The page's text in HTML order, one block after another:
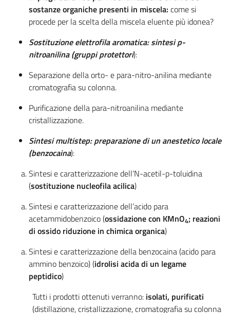
sostanze organiche presenti in miscela: come si
procede per la scelta della miscela eluente più idonea?
Sostituzione elettrofila aromatica: sintesi p-
nitroanilina (gruppi protettori):
Separazione della orto- e para-nitro-anilina mediante
cromatografia su colonna.
Purificazione della para-nitroanilina mediante
cristallizzazione.
Sintesi multistep: preparazione di un anestetico locale
(benzocaina):
Sintesi e caratterizzazione dell’N-acetil-p-toluidina
(sostituzione nucleofila acilica)
Sintesi e caratterizzazione dell’acido para
acetammidobenzoico (ossidazione con KMnO4; reazioni
di ossido riduzione in chimica organica)
Sintesi e caratterizzazione della benzocaina (acido para
ammino benzoico) (idrolisi acida di un legame
peptidico)
Tutti i prodotti ottenuti verranno: isolati, purificati
(distillazione, cristallizzazione, cromatografia su colonna